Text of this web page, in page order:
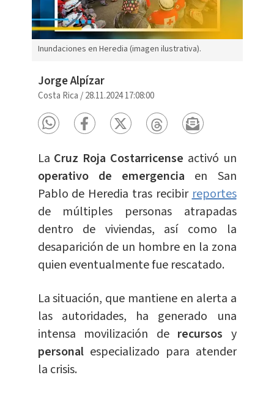
Inundaciones en Heredia (imagen ilustrativa).
Jorge Alpízar
Costa Rica /28.11.2024 17:08:00
La Cruz Roja Costarricense activó un
operativo de emergencia en San
Pablo de Heredia tras recibirreportes
de múltiples personas atrapadas
dentro de viviendas, así como la
desaparición de un hombre en la zona
quien eventualmente fue rescatado.
La situación, que mantiene en alerta a
las autoridades, ha generado una
intensa movilización de recursos y
personal especializado para atender
la crisis.